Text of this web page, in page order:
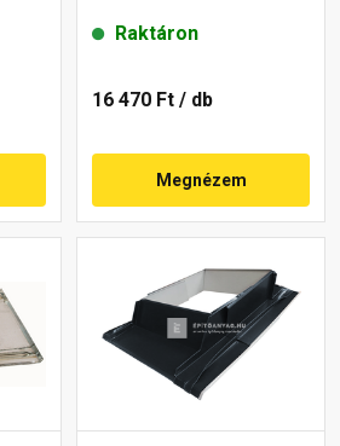
Raktáron
16 470 Ft / db
Megnézem